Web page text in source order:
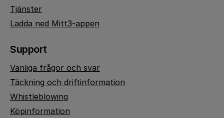
Tjänster
Ladda ned Mitt3-appen
Support
Vanliga frågor och svar
Täckning och driftinformation
Whistleblowing
Köpinformation